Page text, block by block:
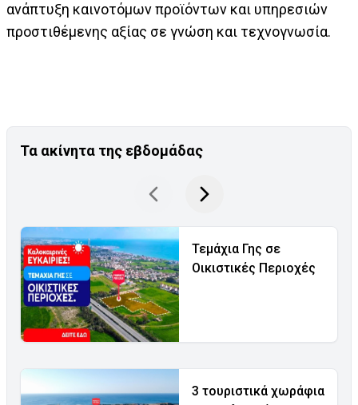
ανάπτυξη καινοτόμων προϊόντων και υπηρεσιών
προστιθέμενης αξίας σε γνώση και τεχνογνωσία.
Τα ακίνητα της εβδομάδας
Τεμάχια Γης σε
Οικιστικές Περιοχές
3 τουριστικά χωράφια